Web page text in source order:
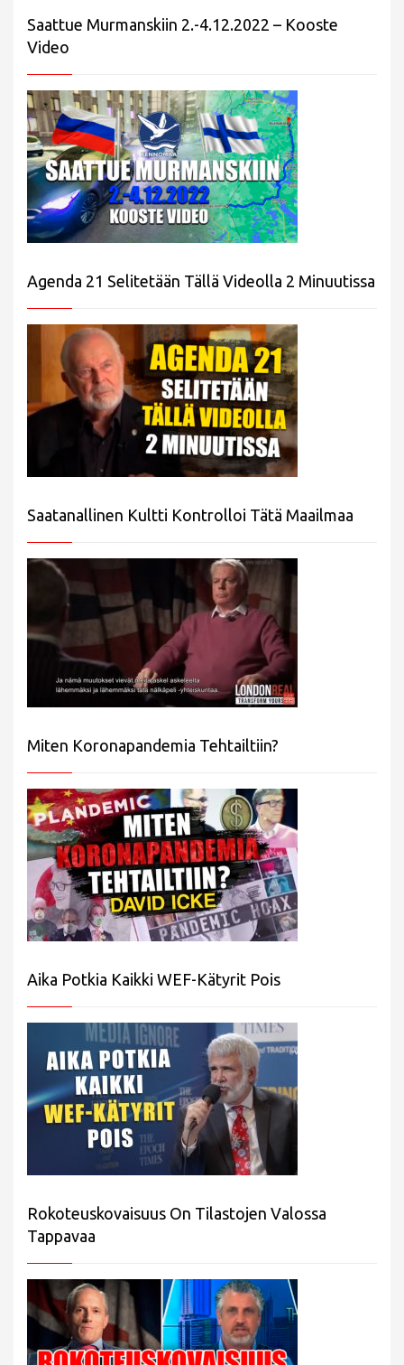
Saattue Murmanskiin 2.-4.12.2022 – Kooste
Video
Agenda 21 Selitetään Tällä Videolla 2 Minuutissa
Saatanallinen Kultti Kontrolloi Tätä Maailmaa
Miten Koronapandemia Tehtailtiin?
Aika Potkia Kaikki WEF-Kätyrit Pois
Rokoteuskovaisuus On Tilastojen Valossa
Tappavaa